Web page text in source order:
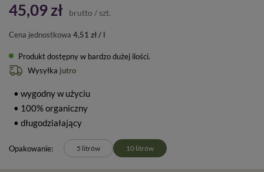
45,09 zł brutto / szt.
Cena jednostkowa 4,51 zł / l
Produkt dostępny w bardzo dużej ilości
Wysyłka jutro
• wygodny w użyciu
• 100% organiczny
• długodziałający
Opakowanie 5 litrów 10 litrów